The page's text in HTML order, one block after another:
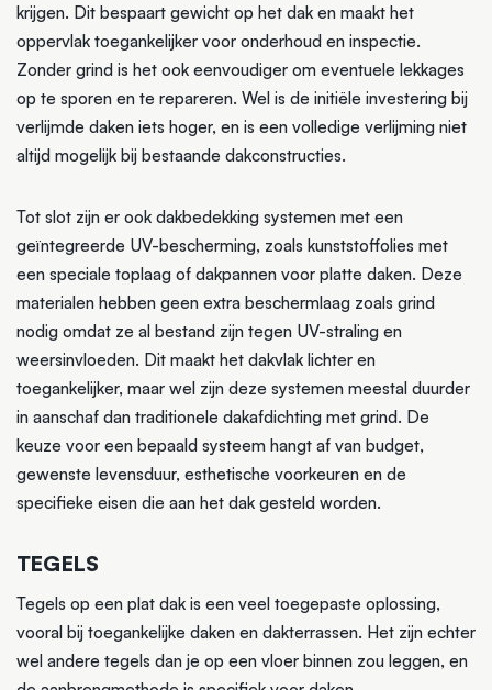
krijgen. Dit bespaart gewicht op het dak en maakt het
oppervlak toegankelijker voor onderhoud en inspectie.
Zonder grind is het ook eenvoudiger om eventuele lekkages
op te sporen en te repareren. Wel is de initiële investering bij
verlijmde daken iets hoger, en is een volledige verlijming niet
altijd mogelijk bij bestaande dakconstructies.
Tot slot zijn er ook dakbedekking systemen met een
geïntegreerde UV-bescherming, zoals kunststoffolies met
een speciale toplaag of dakpannen voor platte daken. Deze
materialen hebben geen extra beschermlaag zoals grind
nodig omdat ze al bestand zijn tegen UV-straling en
weersinvloeden. Dit maakt het dakvlak lichter en
toegankelijker, maar wel zijn deze systemen meestal duurder
in aanschaf dan traditionele dakafdichting met grind. De
keuze voor een bepaald systeem hangt af van budget,
gewenste levensduur, esthetische voorkeuren en de
specifieke eisen die aan het dak gesteld worden.
TEGELS
Tegels op een plat dak is een veel toegepaste oplossing,
vooral bij toegankelijke daken en dakterrassen. Het zijn echter
wel andere tegels dan je op een vloer binnen zou leggen, en